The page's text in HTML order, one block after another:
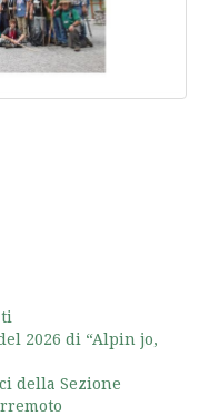
2026 di “Alpin jo,
della Sezione